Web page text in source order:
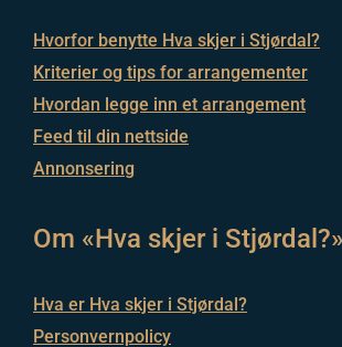
Hvorfor benytte Hva skjer i Stjørdal?
Kriterier og tips for arrangementer
Hvordan legge inn et arrangement
Feed til din nettside
Annonsering
Om «Hva skjer i Stjørdal?»
Hva er Hva skjer i Stjørdal?
Personvernpolicy